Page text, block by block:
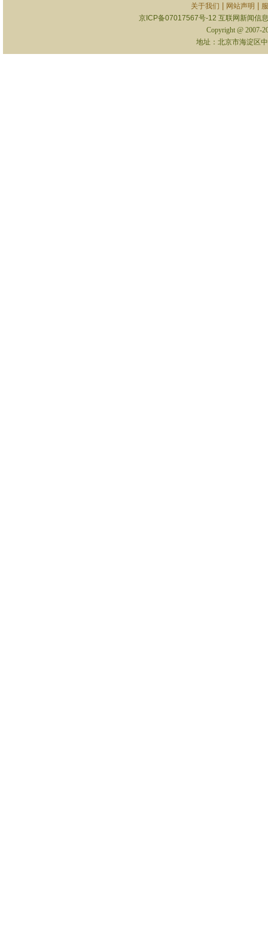
关于我们 网站声明
京ICP备07017567号-12 互联网新闻信
Copyright @ 2007-
地址：北京市海淀区